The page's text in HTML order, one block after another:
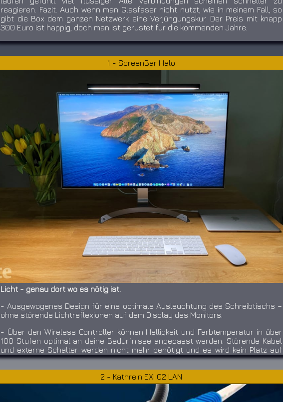
reagieren. Fazit. Auch wenn man Glasfaser nicht nutzt, wie in meinem Fall, so
gibt die Box dem ganzen Netzwerk eine Verjüngungskur. Der Preis mit knapp
300 Euro ist happig, doch man ist gerüstet für die kommenden Jahre.
1 - ScreenBar Halo
Licht - genau dort wo es nötig ist.
- Ausgewogenes Design für eine optimale Ausleuchtung des Schreibtischs –
ohne störende Lichtreflexionen auf dem Display des Monitors.
- Über den Wireless Controller können Helligkeit und Farbtemperatur in über
100 Stufen optimal an deine Bedürfnisse angepasst werden. Störende Kabel
und externe Schalter werden nicht mehr benötigt und es wird kein Platz auf
dem Schreibtisch verschwendet.
- Der patentierte Clip in Kombination mit dem Wireless Controller machen es
möglich: ScreenBar Halo kann auch an Curved-Monitoren zwischen 1000-
2 - Kathrein EXI 02 LAN